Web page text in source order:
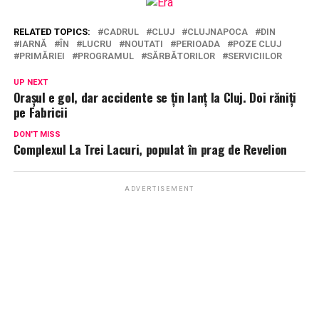
RELATED TOPICS: CADRUL CLUJ CLUJNAPOCA
DIN
IARNĂ
ÎN LUCRU NOUTATI PERIOADA
POZE CLUJ
PRIMĂRIEI
PROGRAMUL SĂRBĂTORILOR SERVICIILOR
UP NEXT
Orașul e gol, dar accidente se țin lanț la Cluj. Doi răniți
pe Fabricii
DON'T MISS
Complexul La Trei Lacuri, populat în prag de Revelion
ADVERTISEMENT